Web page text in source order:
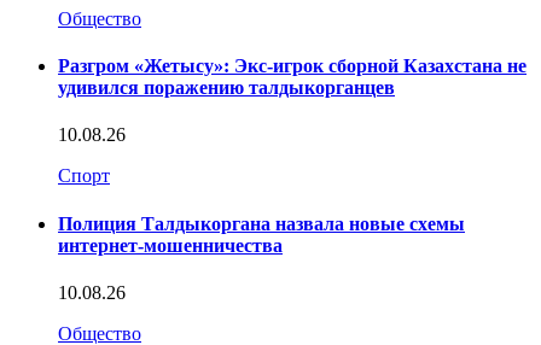
Общество
Разгром «Жетысу»: Экс-игрок сборной Казахстана не
удивился поражению талдыкорганцев
10.08.26
Спорт
Полиция Талдыкоргана назвала новые схемы
интернет-мошенничества
10.08.26
Общество